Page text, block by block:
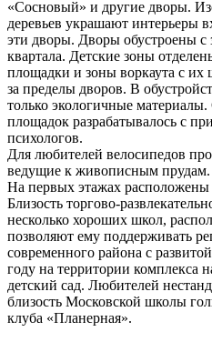
«Сосновый» и другие дворы.
деревьев украшают интерьеры
эти дворы. Дворы обустроены с
квартала. Детские зоны
площадки и зоны воркаута с
за пределы дворов. В
только экологичные
площадок разрабатывалось с
психологов.
Для любителей велосипедов
ведущие к живописным прудам.
На первых этажах
Близость торгово-
несколько хороших школ,
позволяют ему поддерживать
современного района с
году на территории комплекса
детский сад. Любителей
близость Московской школы
клуба «Планерная».